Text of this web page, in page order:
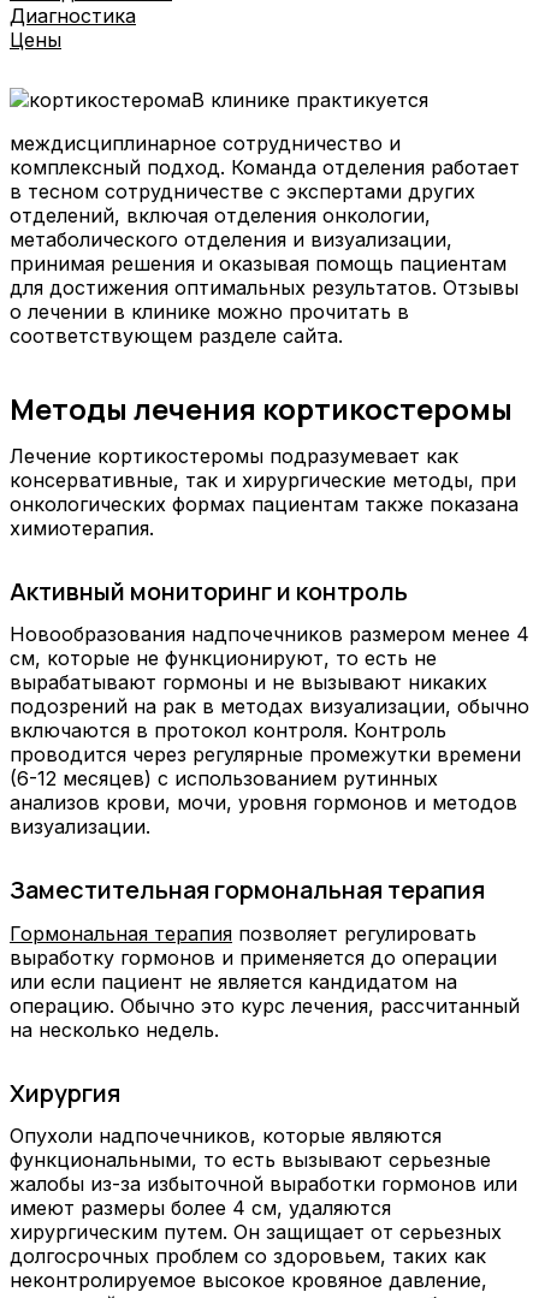
Диагностика
Цены
В клинике практикуется
междисциплинарное сотрудничество и
комплексный подход. Команда отделения работает
в тесном сотрудничестве с экспертами других
отделений, включая отделения онкологии,
метаболического отделения и визуализации,
принимая решения и оказывая помощь пациентам
для достижения оптимальных результатов. Отзывы
о лечении в клинике можно прочитать в
соответствующем разделе сайта.
Методы лечения кортикостеромы
Лечение кортикостеромы подразумевает как
консервативные, так и хирургические методы, при
онкологических формах пациентам также показана
химиотерапия.
Активный мониторинг и контроль
Новообразования надпочечников размером менее 4
см, которые не функционируют, то есть не
вырабатывают гормоны и не вызывают никаких
подозрений на рак в методах визуализации, обычно
включаются в протокол контроля. Контроль
проводится через регулярные промежутки времени
(6-12 месяцев) с использованием рутинных
анализов крови, мочи, уровня гормонов и методов
визуализации.
Заместительная гормональная терапия
Гормональная терапия позволяет регулировать
выработку гормонов и применяется до операции
или если пациент не является кандидатом на
операцию. Обычно это курс лечения, рассчитанный
на несколько недель.
Хирургия
Опухоли надпочечников, которые являются
функциональными, то есть вызывают серьезные
жалобы из-за избыточной выработки гормонов или
имеют размеры более 4 см, удаляются
хирургическим путем. Он защищает от серьезных
долгосрочных проблем со здоровьем, таких как
неконтролируемое высокое кровяное давление,